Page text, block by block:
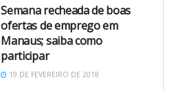
Semana recheada de boas
ofertas de emprego em
Manaus; saiba como
participar
19 DE FEVEREIRO DE 2018